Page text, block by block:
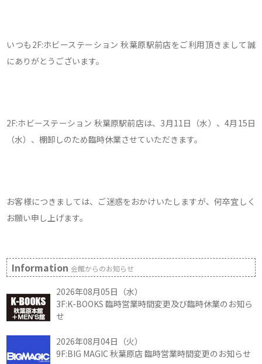
いつも2F:ホビーステーション 秋葉原駅前店をご利用頂きまして誠
にありがとうございます。
2F:ホビーステーション 秋葉原駅前店は、3月11日（水）、4月15日
（水）、棚卸しのため臨時休業させていただきます。
お客様につきましては、ご迷惑をおかけいたしますが、何卒宜しく
お願い申し上げます。
Information会館からのお知らせ
2026年08月05日（水）
3F:K-BOOKS 臨時営業時間変更及び臨時休業のお知ら
せ
2026年08月04日（火）
9F:BIG MAGIC 秋葉原店 臨時営業時間変更のお知らせ